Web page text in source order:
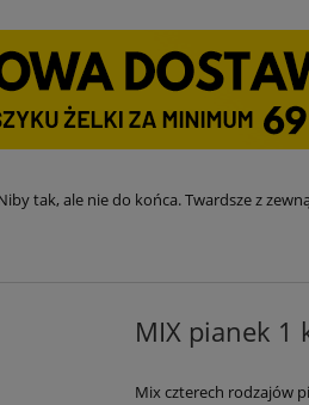
tak, ale nie do końca. Twardsze z
MIX pianek 1
Mix czterech rodzajów